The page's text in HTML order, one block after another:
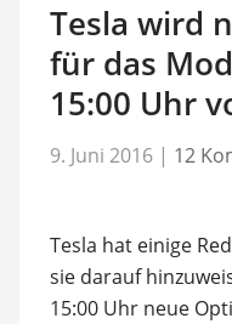
Tesla wird
für das
15:00 Uhr
9. Juni 2016 | 12
Tesla hat einige
sie darauf
15:00 Uhr neue